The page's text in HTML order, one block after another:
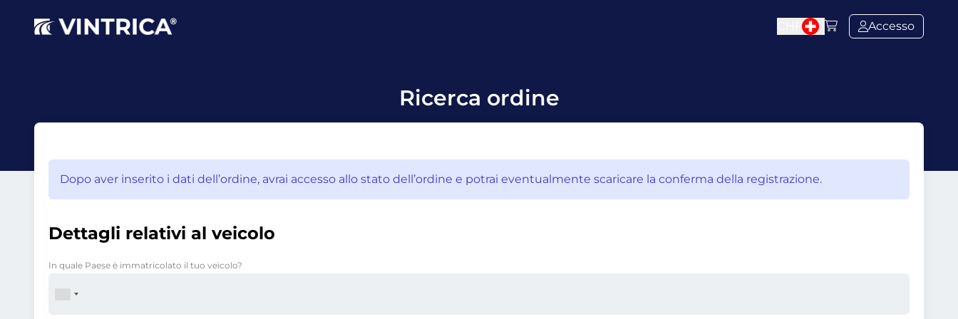
Accesso
Ricerca ordine
Dopo aver inserito i dati dell’ordine, avrai accesso allo stato dell’ordine e potrai eventualmente scaricare la conferma della registrazione.
Dettagli relativi al veicolo
In quale Paese è immatricolato il tuo veicolo?